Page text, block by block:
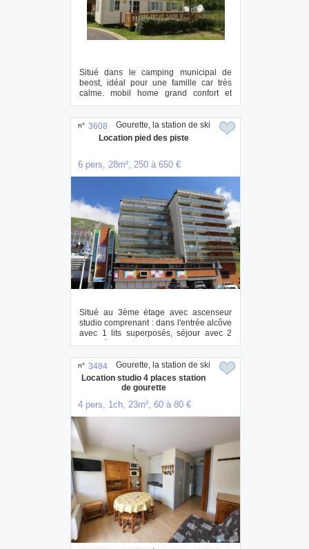
Situé dans le camping municipal de
beost, idéal pour une famille car très
calme. mobil home grand confort et
spacieux, ...
n° 3608
Location pied des piste
6 pers, 28m², 250 à 650 €
Situé au 3ème étage avec ascenseur
studio comprenant : dans l'entrée alcôve
avec 1 lits superposés, séjour avec 2
canapé...
Gourette, la station de ski
n° 3484
Location studio 4 places station
de gourette
4 pers, 1ch, 23m², 60 à 80 €
Gourette, la station de ski